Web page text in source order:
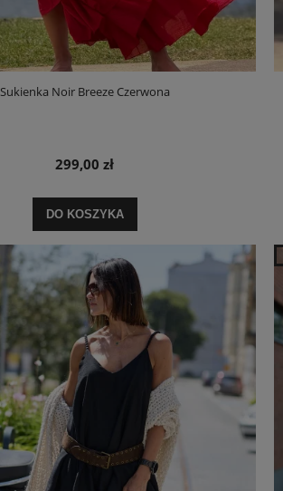
Sukienka Noir Breeze Czerwona
299,00 zł
DO KOSZYKA